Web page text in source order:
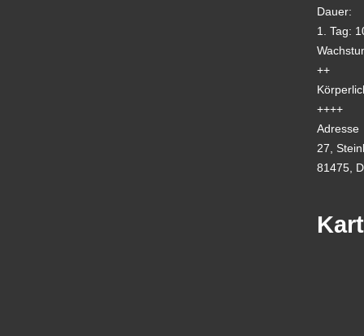
Dauer:
1. Tag:
++
++++
Adresse
27,
81475,